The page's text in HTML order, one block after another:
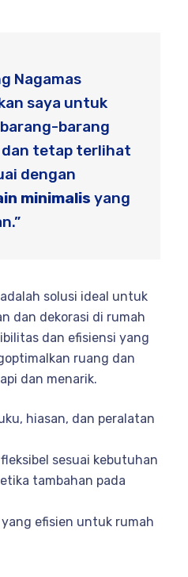
Nagamas
saya untuk
barang
dan tetap terlihat
dengan
minimalis yang
solusi ideal untuk
dan dekorasi di rumah
dan efisiensi yang
ruang dan
dan menarik.
hiasan, dan peralatan
sesuai kebutuhan
tambahan pada
efisien untuk rumah